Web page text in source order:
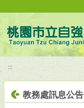
:::
教務處訊息公告